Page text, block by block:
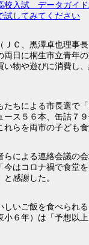
校入試 データガイド
してみてください
Ｃ、黒澤卓也理事
日に桐生市立青年
物や遊びに消費し
ちによる市長選で
ス５６本、缶詰７
らを両市の子ども
による連絡会議の
はコロナ禍で食堂
感謝した。
いご飯を食べられ
６年）は「予想以